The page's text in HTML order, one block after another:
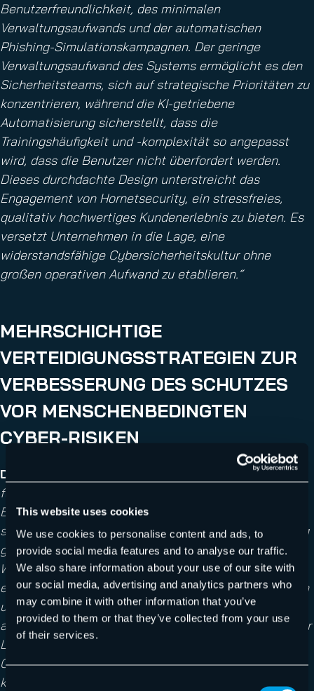
This website uses cookies
We use cookies to personalise content and ads, to
provide social media features and to analyse our traffic.
We also share information about your use of our site with
our social media, advertising and analytics partners who
may combine it with other information that you’ve
provided to them or that they’ve collected from your use
of their services.
Consent
Benutzerfreundlichkeit, des minimalen
Verwaltungsaufwands und der automatischen
Phishing-Simulationskampagnen. Der geringe
Verwaltungsaufwand des Systems ermöglicht es den
Sicherheitsteams, sich auf strategische Prioritäten zu
konzentrieren, während die KI-getriebene
Automatisierung sicherstellt, dass die
Trainingshäufigkeit und -komplexität so angepasst
wird, dass die Benutzer nicht überfordert werden.
Dieses durchdachte Design unterstreicht das
Engagement von Hornetsecurity, ein stressfreies,
qualitativ hochwertiges Kundenerlebnis zu bieten. Es
versetzt Unternehmen in die Lage, eine
widerstandsfähige Cybersicherheitskultur ohne
großen operativen Aufwand zu etablieren.“
MEHRSCHICHTIGE
VERTEIDIGUNGSSTRATEGIEN ZUR
VERBESSERUNG DES SCHUTZES
VOR MENSCHENBEDINGTEN
CYBER-RISIKEN
Daniel Hofmann CEO von Hornetsecurity:„Wir
fühlen uns geehrt, von Frost & Sullivan als
Branchenführer im HRM-Bereich anerkannt worden zu
sein. Ich nehme diese prestigeträchtige Auszeichnung
gerne im Namen unseres gesamten Teams entgegen.
Wir treiben unsere Forschung kontinuierlich voran,
entwickeln unsere Lösungen weiter und spezialisieren
uns darauf, neue Bedrohungen zu erkennen, zu
analysieren und zu bewältigen. Dadurch sind wir in der
Lage, unseren adaptiven Service für
Cybersicherheitschulungen stetig zu optimieren. So
können wir weiterhin einen Beitrag hin zu einer